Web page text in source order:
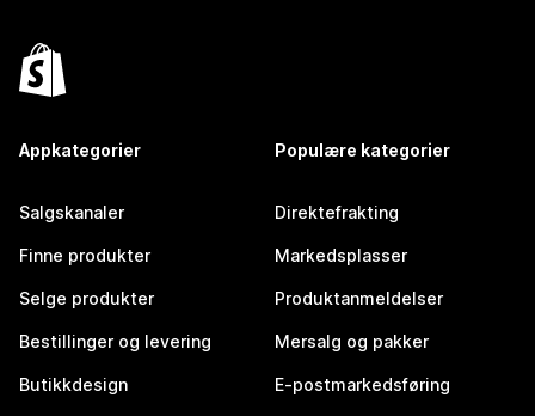
Appkategorier
Salgskanaler
Finne produkter
Selge produkter
Bestillinger og levering
Butikkdesign
Populære kategorier
Direktefrakting
Markedsplasser
Produktanmeldelser
Mersalg og pakker
E-postmarkedsføring